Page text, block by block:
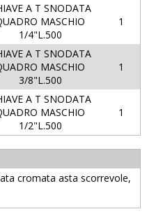
A T SNODATA
MASCHIO
1/4"L.500
1
A T SNODATA
MASCHIO
3/8"L.500
1
A T SNODATA
MASCHIO
1/2"L.500
1
cromata asta scorrevole,